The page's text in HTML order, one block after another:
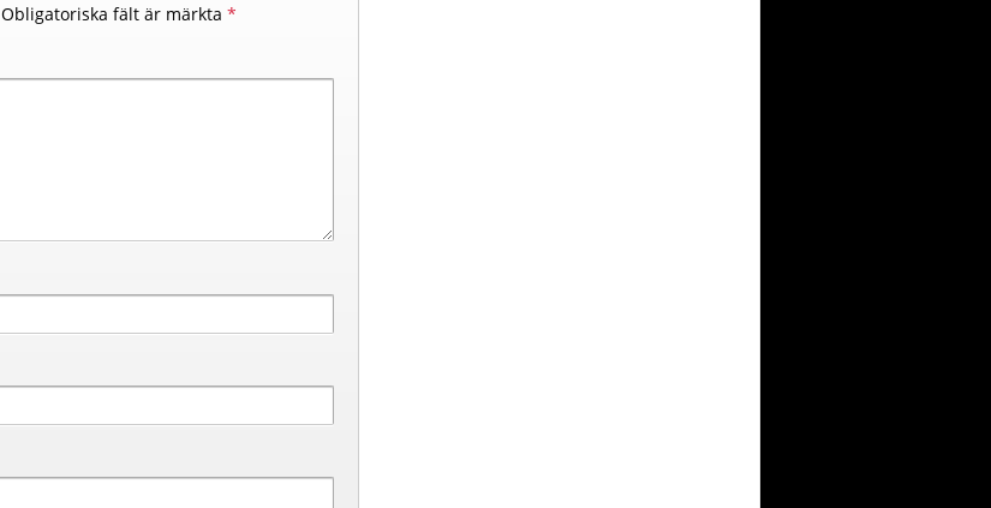
Obligatoriska fält är märkta *